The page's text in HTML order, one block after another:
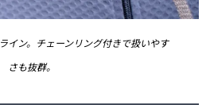
イン。チェーンリング付きで扱いやす
さも抜群。